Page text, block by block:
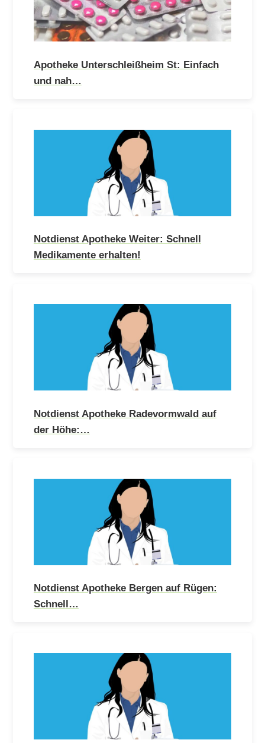
Apotheke Unterschleißheim St: Einfach
und nah…
Notdienst Apotheke Weiter: Schnell
Medikamente erhalten!
Notdienst Apotheke Radevormwald auf
der Höhe:…
Notdienst Apotheke Bergen auf Rügen:
Schnell…